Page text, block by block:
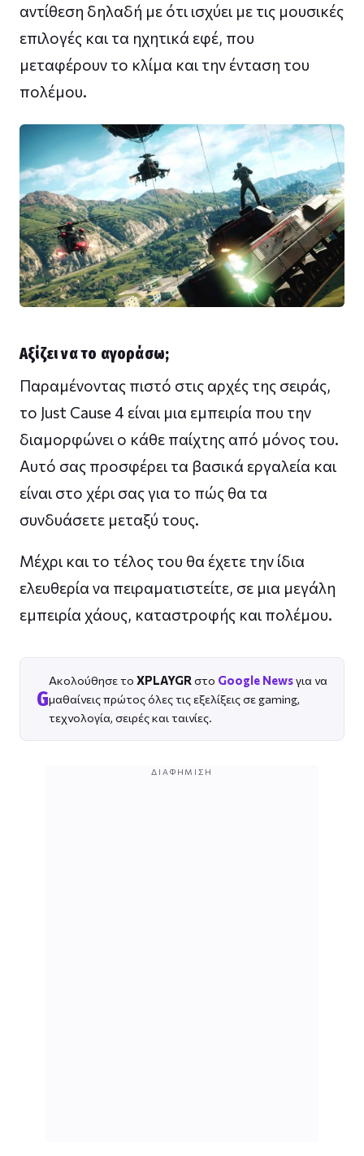
αντίθεση δηλαδή με ότι ισχύει με τις μουσικές
επιλογές και τα ηχητικά εφέ, που
μεταφέρουν το κλίμα και την ένταση του
πολέμου.
Αξίζει να το αγοράσω;
Παραμένοντας πιστό στις αρχές της σειράς,
το Just Cause 4 είναι μια εμπειρία που την
διαμορφώνει ο κάθε παίχτης από μόνος του.
Αυτό σας προσφέρει τα βασικά εργαλεία και
είναι στο χέρι σας για το πώς θα τα
συνδυάσετε μεταξύ τους.
Μέχρι και το τέλος του θα έχετε την ίδια
ελευθερία να πειραματιστείτε, σε μια μεγάλη
εμπειρία χάους, καταστροφής και πολέμου.
G
Ακολούθησε το XPLAYGR στο Google Newsγια να
μαθαίνεις πρώτος όλες τις εξελίξεις σε gaming,
τεχνολογία, σειρές και ταινίες.
ΔΙΑΦΉΜΙΣΗ